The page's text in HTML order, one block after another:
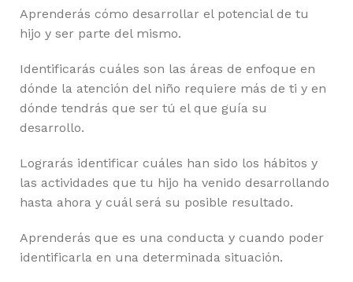
Aprenderás cómo desarrollar el potencial de tu
hijo y ser parte del mismo.
Identificarás cuáles son las áreas de enfoque en
dónde la atención del niño requiere más de ti y en
dónde tendrás que ser tú el que guía su
desarrollo.
Lograrás identificar cuáles han sido los hábitos y
las actividades que tu hijo ha venido desarrollando
hasta ahora y cuál será su posible resultado.
Aprenderás que es una conducta y cuando poder
identificarla en una determinada situación.